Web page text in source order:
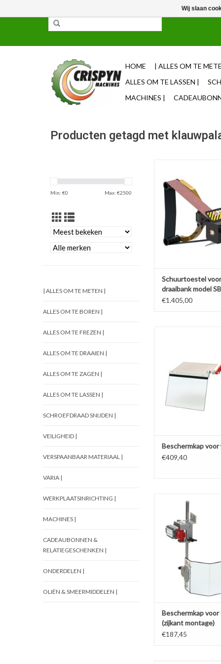
HOME | ALLES OM TE
ALLES OM TE LASSEN |
MACHINES |
Producten getagd met
Min: €0 Max: €2500
| ALLES OM TE METEN |
ALLES OM TE BOREN |
ALLES OM TE FREZEN |
ALLES OM TE DRAAIEN |
ALLES OM TE ZAGEN |
ALLES OM TE LASSEN |
SCHROEFDRAAD SNIJDEN |
VEILIGHEID |
VERSPAANBAAR MATERIAAL |
VARIA |
WERKPLAATSINRICHTING |
MACHINES |
CADEAUBONNEN &
RELATIEGESCHENKEN |
ONDERDELEN |
OLIËN & SMEERMIDDELEN |
TOEVOEGEN AAN
Schuurtoestel voor
draaibank model
€1.405,00
Beschermkap voor
€409,40
TOEVOEGEN AAN
Beschermkap voor
(zijkant montage)
€187,45
Wij slaan
✓ 85% uit voorraad leverbaar ✓ Op